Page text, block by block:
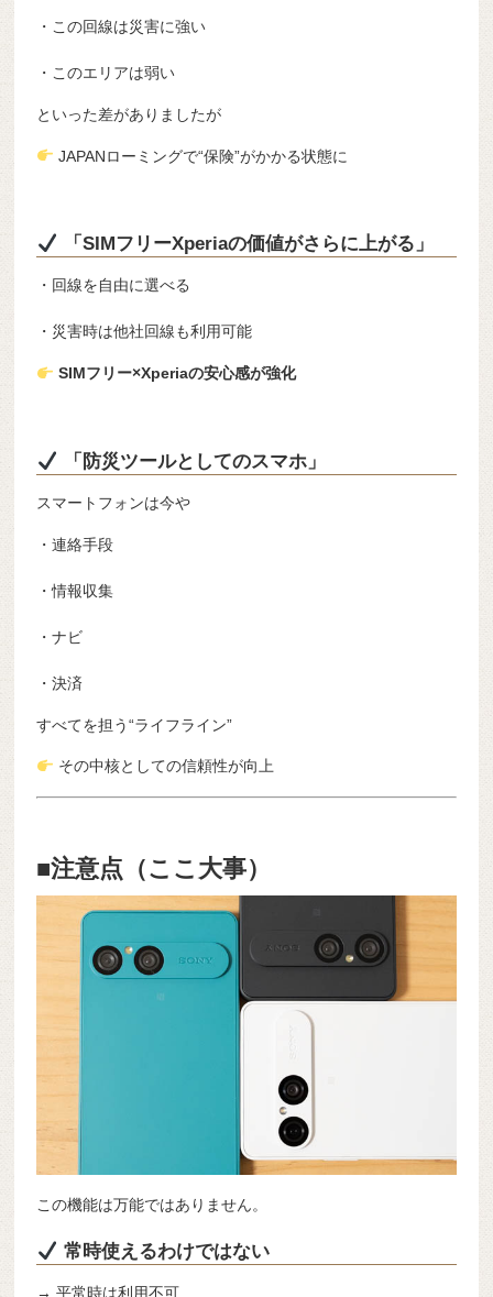
・この回線は災害に強い
・このエリアは弱い
といった差がありましたが
JAPANローミングで“保険”がかかる状態に
「SIMフリーXperiaの価値がさらに上がる」
・回線を自由に選べる
・災害時は他社回線も利用可能
SIMフリー×Xperiaの安心感が強化
「防災ツールとしてのスマホ」
スマートフォンは今や
・連絡手段
・情報収集
・ナビ
・決済
すべてを担う“ライフライン”
その中核としての信頼性が向上
■注意点（ここ大事）
この機能は万能ではありません。
常時使えるわけではない
→ 平常時は利用不可